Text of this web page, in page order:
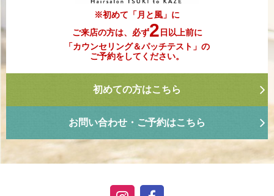
※初めて「月と風」に
ご来店の方は、必ず2 日以上前に
「カウンセリング＆パッチテスト」の
ご予約をしてください。
初めての方はこちら
お問い合わせ・ご予約はこちら